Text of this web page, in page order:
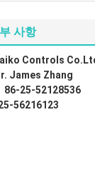
사항
Controls
James Zhang
86-25-52128536
56216123